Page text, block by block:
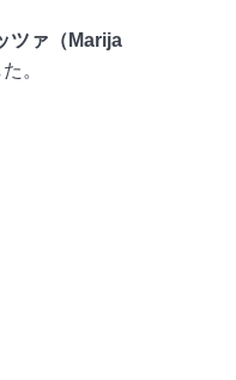
ツァ（Marija
。